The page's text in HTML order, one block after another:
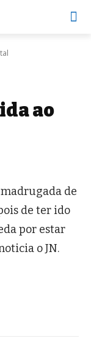
ao
de
de ter ido
por estar
o JN.